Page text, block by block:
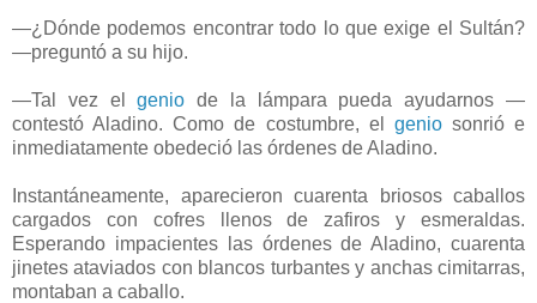
—¿Dónde podemos encontrar todo lo que exige el Sultán?
—preguntó a su hijo.
—Tal vez elgenio de la lámpara pueda ayudarnos —
contestó Aladino. Como de costumbre, el geniosonrió e
inmediatamente obedeció las órdenes de Aladino.
Instantáneamente, aparecieron cuarenta briosos caballos
cargados con cofres llenos de zafiros y esmeraldas.
Esperando impacientes las órdenes de Aladino, cuarenta
jinetes ataviados con blancos turbantes y anchas cimitarras,
montaban a caballo.